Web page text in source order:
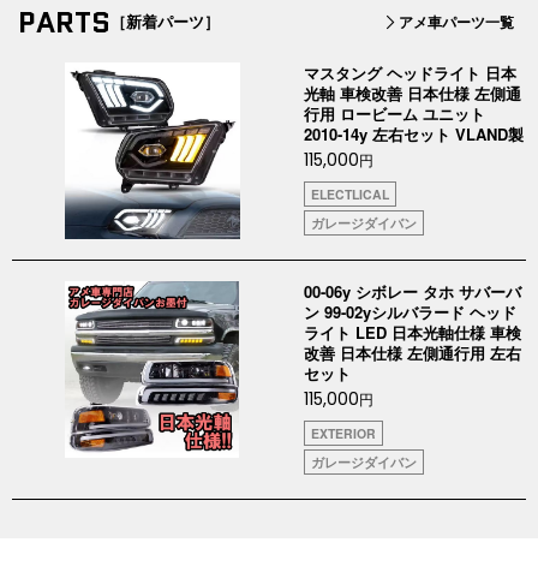
PARTS ［新着パーツ］ アメ車パーツ一覧
マスタング ヘッドライト 日本
光軸 車検改善 日本仕様 左側通
行用 ロービーム ユニット
2010-14y 左右セット VLAND製
115,000円
ELECTLICAL
ガレージダイバン
00-06y シボレー タホ サバーバ
ン 99-02yシルバラード ヘッド
ライト LED 日本光軸仕様 車検
改善 日本仕様 左側通行用 左右
セット
115,000円
EXTERIOR
ガレージダイバン